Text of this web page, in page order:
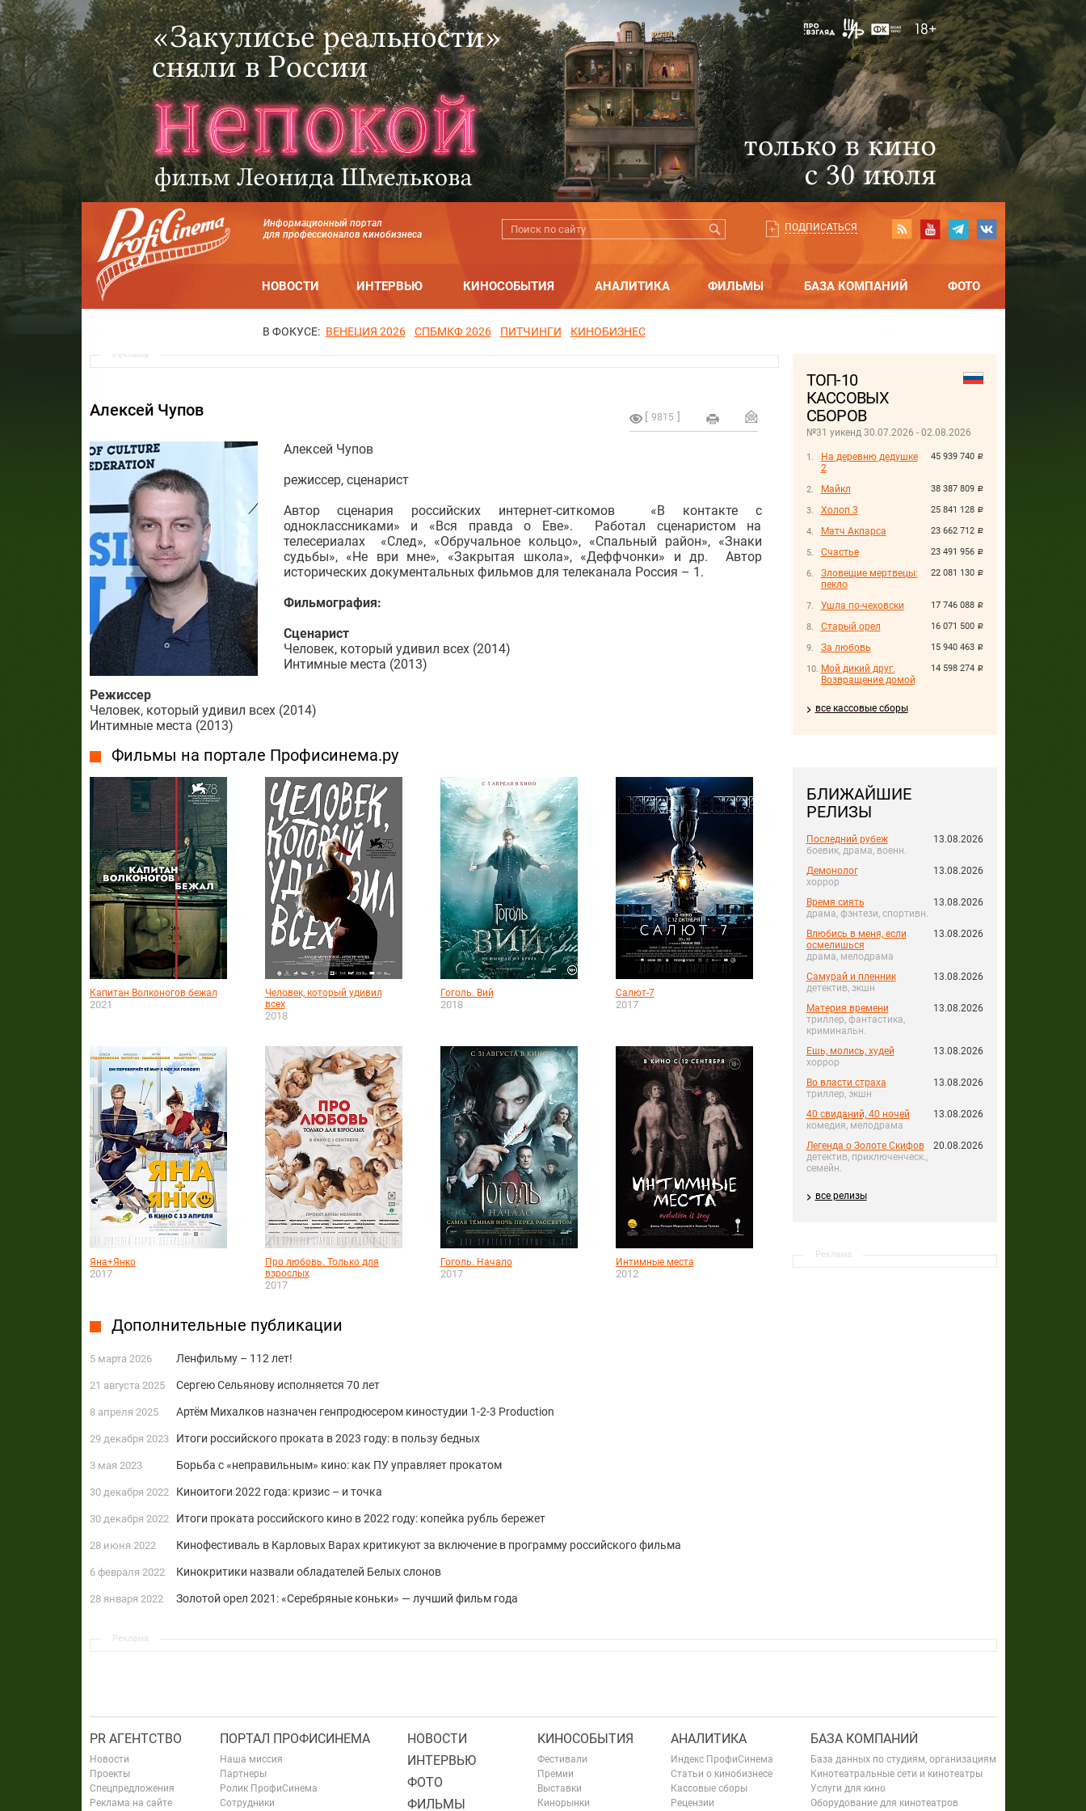
Информационный портал
для профессионалов кинобизнеса
ПОДПИСАТЬСЯ
НОВОСТИ ИНТЕРВЬЮ КИНОСОБЫТИЯ АНАЛИТИКА ФИЛЬМЫ БАЗА КОМПАНИЙ ФОТО
В ФОКУСЕ: ВЕНЕЦИЯ 2026 СПБМКФ 2026 ПИТЧИНГИ КИНОБИЗНЕС
ТОП-10
КАССОВЫХ
СБОРОВ
№31 уикенд 30.07.2026 - 02.08.2026
45 939 740 руб.
На деревню дедушке
2
38 387 809 руб.
Майкл
25 841 128 руб.
Холоп 3
23 662 712 руб.
Матч Акпарса
23 491 956 руб.
Счастье
22 081 130 руб.
Зловещие мертвецы:
пекло
17 746 088 руб.
Ушла по-чеховски
16 071 500 руб.
Старый орел
15 940 463 руб.
За любовь
14 598 274 руб.
Мой дикий друг.
Возвращение домой
все кассовые сборы
БЛИЖАЙШИЕ
РЕЛИЗЫ
Последний рубеж
боевик, драма, военн.
13.08.2026
Демонолог
хоррор
13.08.2026
Время сиять
драма, фэнтези, спортивн.
13.08.2026
Влюбись в меня, если
осмелишься
драма, мелодрама
13.08.2026
Самурай и пленник
детектив, экшн
13.08.2026
Материя времени
триллер, фантастика,
криминальн.
13.08.2026
Ешь, молись, худей
хоррор
13.08.2026
Во власти страха
триллер, экшн
13.08.2026
40 свиданий, 40 ночей
комедия, мелодрама
13.08.2026
Легенда о Золоте Скифов
детектив, приключенческ.,
семейн.
20.08.2026
все релизы
Реклама
Реклама
9815
Алексей Чупов
Алексей Чупов
режиссер, сценарист
Автор сценария российских интернет-ситкомов «В контакте с
одноклассниками» и «Вся правда о Еве». Работал сценаристом на
телесериалах «След», «Обручальное кольцо», «Спальный район», «Знаки
судьбы», «Не ври мне», «Закрытая школа», «Деффчонки» и др. Автор
исторических документальных фильмов для телеканала Россия – 1.
Фильмография:
Сценарист
Человек, который удивил всех (2014)
Интимные места (2013)
Режиссер
Человек, который удивил всех (2014)
Интимные места (2013)
Фильмы на портале Профисинема.ру
Капитан Волконогов бежал
2021
Человек, который удивил
всех
2018
Гоголь. Вий
2018
Салют-7
2017
Яна+Янко
2017
Про любовь. Только для
взрослых
2017
Гоголь. Начало
2017
Интимные места
2012
Дополнительные публикации
5 марта 2026 Ленфильму – 112 лет!
21 августа 2025 Сергею Сельянову исполняется 70 лет
8 апреля 2025 Артём Михалков назначен генпродюсером киностудии 1-2-3 Production
29 декабря 2023 Итоги российского проката в 2023 году: в пользу бедных
3 мая 2023 Борьба с «неправильным» кино: как ПУ управляет прокатом
30 декабря 2022 Киноитоги 2022 года: кризис – и точка
30 декабря 2022 Итоги проката российского кино в 2022 году: копейка рубль бережет
28 июня 2022 Кинофестиваль в Карловых Варах критикуют за включение в программу российского фильма
6 февраля 2022 Кинокритики назвали обладателей Белых слонов
28 января 2022 Золотой орел 2021: «Серебряные коньки» — лучший фильм года
Реклама
PR АГЕНТСТВО
Новости
Проекты
Спецпредложения
Реклама на сайте
ПОРТАЛ ПРОФИСИНЕМА
Наша миссия
Партнеры
Ролик ПрофиСинема
Сотрудники
НОВОСТИ
ИНТЕРВЬЮ
ФОТО
ФИЛЬМЫ
КИНОСОБЫТИЯ
Фестивали
Премии
Выставки
Кинорынки
АНАЛИТИКА
Индекс ПрофиСинема
Статьи о кинобизнесе
Кассовые сборы
Рецензии
БАЗА КОМПАНИЙ
База данных по студиям, организациям
Кинотеатральные сети и кинотеатры
Услуги для кино
Оборудование для кинотеатров